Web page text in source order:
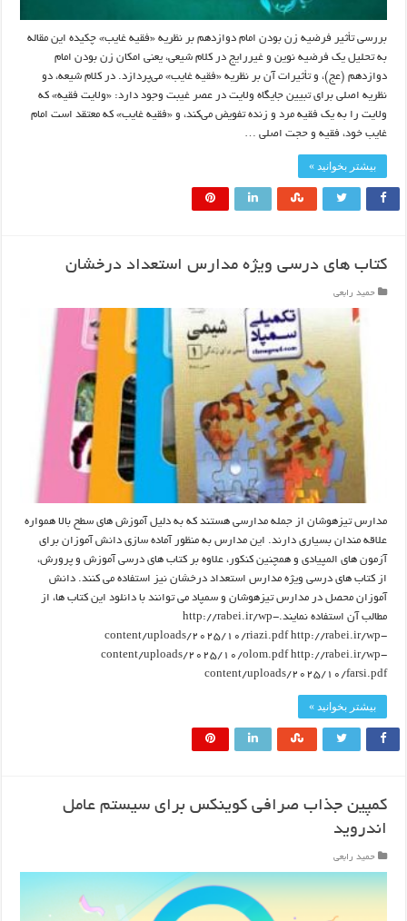
بررسی تأثیر فرضیه زن بودن امام دوازدهم بر نظریه «فقیه غایب» چکیده این مقاله
به تحلیل یک فرضیه نوین و غیررایج در کلام شیعی، یعنی امکان زن بودن امام
دوازدهم (عج)، و تأثیرات آن بر نظریه «فقیه غایب» می‌پردازد. در کلام شیعه، دو
نظریه اصلی برای تبیین جایگاه ولایت در عصر غیبت وجود دارد: «ولایت فقیه» که
ولایت را به یک فقیه مرد و زنده تفویض می‌کند، و «فقیه غایب» که معتقد است امام
غایب خود، فقیه و حجت اصلی …
بیشتر بخوانید »
کتاب های درسی ویژه مدارس استعداد درخشان
حمید رابعی
مدارس تیزهوشان از جمله مدارسی هستند که به دلیل آموزش های سطح بالا همواره
علاقه مندان بسیاری دارند. این مدارس به منظور آماده سازی دانش آموزان برای
آزمون های المپیادی و همچنین کنکور، علاوه بر کتاب های درسی آموزش و پرورش،
از کتاب های درسی ویژه مدارس استعداد درخشان نیز استفاده می کنند. دانش
آموزان محصل در مدارس تیزهوشان و سمپاد می توانند با دانلود این کتاب ها، از
مطالب آن استفاده نمایند.http://rabei.ir/wp-
content/uploads/2025/10/riazi.pdf http://rabei.ir/wp-
content/uploads/2025/10/olom.pdf http://rabei.ir/wp-
content/uploads/2025/10/farsi.pdf
بیشتر بخوانید »
کمپین جذاب صرافی کوینکس برای سیستم عامل
اندروید
حمید رابعی